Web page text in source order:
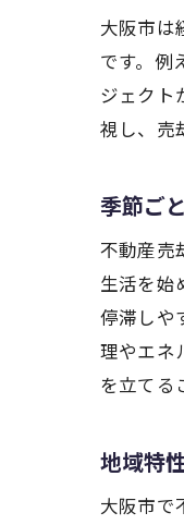
大阪市は
です。例
ジェクト
視し、売
季節ご
不動産売
生活を始
停滞しや
理やエネ
を立てる
地域特
大阪市で